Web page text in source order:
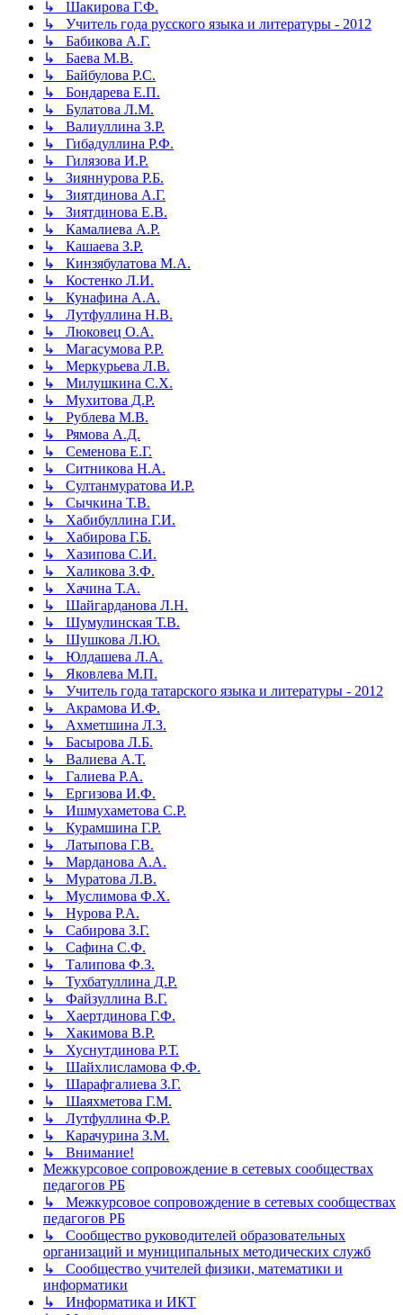
↳ Шакирова Г.Ф.
↳ Учитель года русского языка и литературы - 2012
↳ Бабикова А.Г.
↳ Баева М.В.
↳ Байбулова Р.С.
↳ Бондарева Е.П.
↳ Булатова Л.М.
↳ Валиуллина З.Р.
↳ Гибадуллина Р.Ф.
↳ Гилязова И.Р.
↳ Зияннурова Р.Б.
↳ Зиятдинова А.Г.
↳ Зиятдинова Е.В.
↳ Камалиева А.Р.
↳ Кашаева З.Р.
↳ Кинзябулатова М.А.
↳ Костенко Л.И.
↳ Кунафина А.А.
↳ Лутфуллина Н.В.
↳ Люковец О.А.
↳ Магасумова Р.Р.
↳ Меркурьева Л.В.
↳ Милушкина С.Х.
↳ Мухитова Д.Р.
↳ Рублева М.В.
↳ Рямова А.Д.
↳ Семенова Е.Г.
↳ Ситникова Н.А.
↳ Султанмуратова И.Р.
↳ Сычкина Т.В.
↳ Хабибуллина Г.И.
↳ Хабирова Г.Б.
↳ Хазипова С.И.
↳ Халикова З.Ф.
↳ Хачина Т.А.
↳ Шайгарданова Л.Н.
↳ Шумулинская Т.В.
↳ Шушкова Л.Ю.
↳ Юлдашева Л.А.
↳ Яковлева М.П.
↳ Учитель года татарского языка и литературы - 2012
↳ Акрамова И.Ф.
↳ Ахметшина Л.З.
↳ Басырова Л.Б.
↳ Валиева А.Т.
↳ Галиева Р.А.
↳ Ергизова И.Ф.
↳ Ишмухаметова С.Р.
↳ Курамшина Г.Р.
↳ Латыпова Г.В.
↳ Марданова А.А.
↳ Муратова Л.В.
↳ Муслимова Ф.Х.
↳ Нурова Р.А.
↳ Сабирова З.Г.
↳ Сафина С.Ф.
↳ Талипова Ф.З.
↳ Тухбатуллина Д.Р.
↳ Файзуллина В.Г.
↳ Хаертдинова Г.Ф.
↳ Хакимова В.Р.
↳ Хуснутдинова Р.Т.
↳ Шайхлисламова Ф.Ф.
↳ Шарафгалиева З.Г.
↳ Шаяхметова Г.М.
↳ Лутфуллина Ф.Р.
↳ Карачурина З.М.
↳ Внимание!
Межкурсовое сопровождение в сетевых сообществах
педагогов РБ
↳ Межкурсовое сопровождение в сетевых сообществах
педагогов РБ
↳ Сообщество руководителей образовательных
организаций и муниципальных методических служб
↳ Сообщество учителей физики, математики и
информатики
↳ Информатика и ИКТ